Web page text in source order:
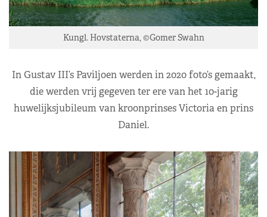
Kungl. Hovstaterna, ©Gomer Swahn
In Gustav III’s Paviljoen werden in 2020 foto’s gemaakt,
die werden vrij gegeven ter ere van het 10-jarig
huwelijksjubileum van kroonprinses Victoria en prins
Daniel.